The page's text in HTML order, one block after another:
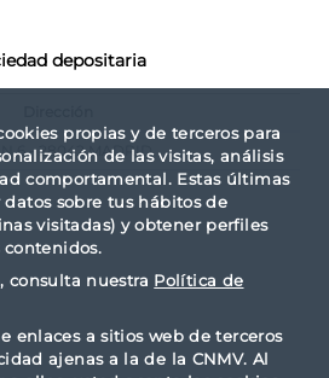
propias y de terceros para
de las visitas, análisis
comportamental. Estas últimas
sobre tus hábitos de
visitadas) y obtener perfiles
contenidos.
consulta nuestra Política de
enlaces a sitios web de terceros
ajenas a la de la CNMV. Al
depositaria
- 28042 MADRID